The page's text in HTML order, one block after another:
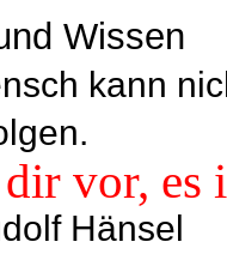
Wissen
kann
vor, es
Hänsel